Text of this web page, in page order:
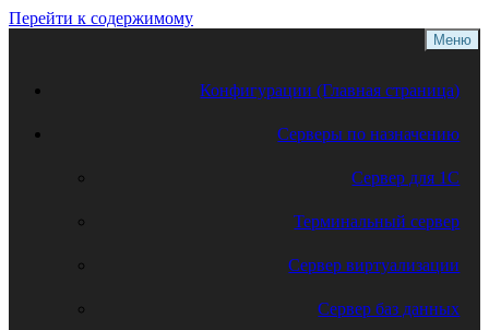
Перейти к содержимому
Меню
Конфигурации (Главная страница)
Серверы по назначению
Сервер для 1С
Терминальный сервер
Сервер виртуализации
Сервер баз данных